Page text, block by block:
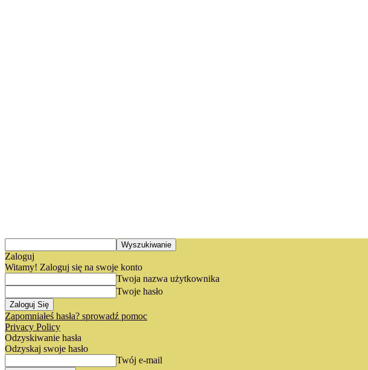
Zaloguj
Witamy! Zaloguj się na swoje konto
Twoja nazwa użytkownika
Twoje hasło
Zapomniałeś hasła? sprowadź pomoc
Privacy Policy
Odzyskiwanie hasła
Odzyskaj swoje hasło
Twój e-mail